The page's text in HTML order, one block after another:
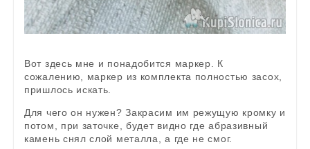
Вот здесь мне и понадобится маркер. К
сожалению, маркер из комплекта полностью засох,
пришлось искать.
Для чего он нужен? Закрасим им режущую кромку и
потом, при заточке, будет видно где абразивный
камень снял слой металла, а где не смог.